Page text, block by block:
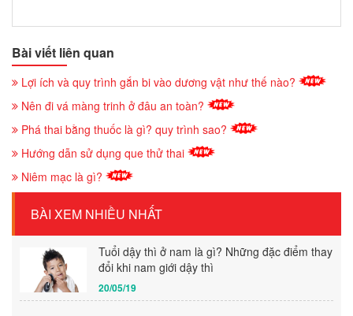
Bài viết liên quan
Lợi ích và quy trình gắn bi vào dương vật như thế nào?
Nên đi vá màng trinh ở đâu an toàn?
Phá thai bằng thuốc là gì? quy trình sao?
Hướng dẫn sử dụng que thử thai
Niêm mạc là gì?
BÀI XEM NHIỀU NHẤT
Tuổi dậy thì ở nam là gì? Những đặc điểm thay
đổi khi nam giới dậy thì
20/05/19